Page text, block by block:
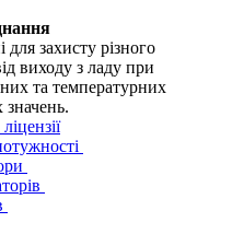
для захисту різного
виходу з ладу при
та температурних
значень.